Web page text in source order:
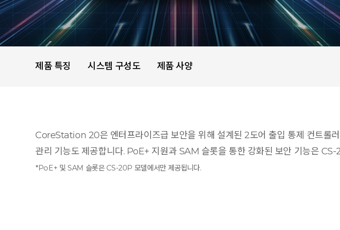
제품 특징 시스템 구성도 제품 사양
CoreStation 20은 엔터프라이즈급 보안을 위해 설계된 2도어 출입 통제 컨트롤
관리 기능도 제공합니다. PoE+ 지원과 SAM 슬롯을 통한 강화된 보안 기능은
*PoE+ 및 SAM 슬롯은 CS-20P 모델에서만 제공됩니다.